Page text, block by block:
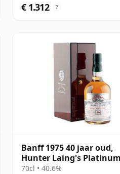
€ 1.312 ?
Banff 1975 40 jaar oud,
Hunter Laing's
& Rare Selection 2016
70cl • 40.6%